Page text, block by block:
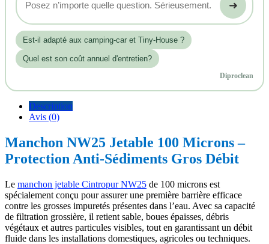
➜
Est‑il adapté aux camping-car et Tiny-House ?
Quel est son coût annuel d'entretien?
Diproclean
Description
Avis (0)
Manchon NW25 Jetable 100 Microns –
Protection Anti-Sédiments Gros Débit
Le manchon jetable Cintropur NW25 de 100 microns est
spécialement conçu pour assurer une première barrière efficace
contre les grosses impuretés présentes dans l’eau. Avec sa capacité
de filtration grossière, il retient sable, boues épaisses, débris
végétaux et autres particules visibles, tout en garantissant un débit
fluide dans les installations domestiques, agricoles ou techniques.